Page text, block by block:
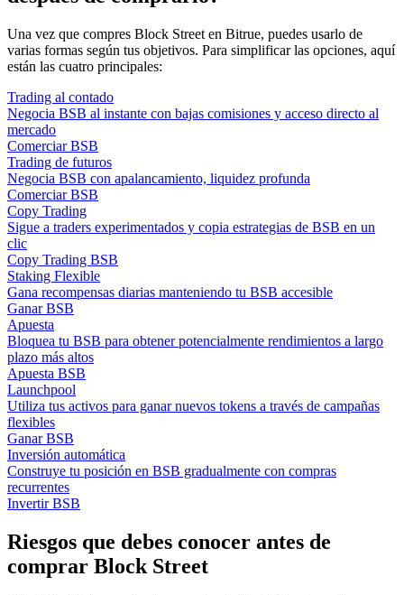
Una vez que compres Block Street en Bitrue, puedes usarlo de
varias formas según tus objetivos. Para simplificar las opciones, aquí
están las cuatro principales:
Trading al contado
Negocia BSB al instante con bajas comisiones y acceso directo al
mercado
Comerciar BSB
Trading de futuros
Negocia BSB con apalancamiento, liquidez profunda
Comerciar BSB
Copy Trading
Sigue a traders experimentados y copia estrategias de BSB en un
clic
Copy Trading BSB
Staking Flexible
Gana recompensas diarias manteniendo tu BSB accesible
Ganar BSB
Apuesta
Bloquea tu BSB para obtener potencialmente rendimientos a largo
plazo más altos
Apuesta BSB
Launchpool
Utiliza tus activos para ganar nuevos tokens a través de campañas
flexibles
Ganar BSB
Inversión automática
Construye tu posición en BSB gradualmente con compras
recurrentes
Invertir BSB
Riesgos que debes conocer antes de
comprar Block Street